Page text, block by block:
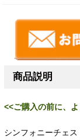
商品説明
<<ご購入の前に、
シンフォニーチェ